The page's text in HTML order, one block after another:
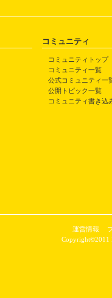
コミュニティ
コミュニティトップ
コミュニティ一覧
公式コミュニティ一
公開トピック一覧
コミュニティ書き込
運営情報
Copyright©2011